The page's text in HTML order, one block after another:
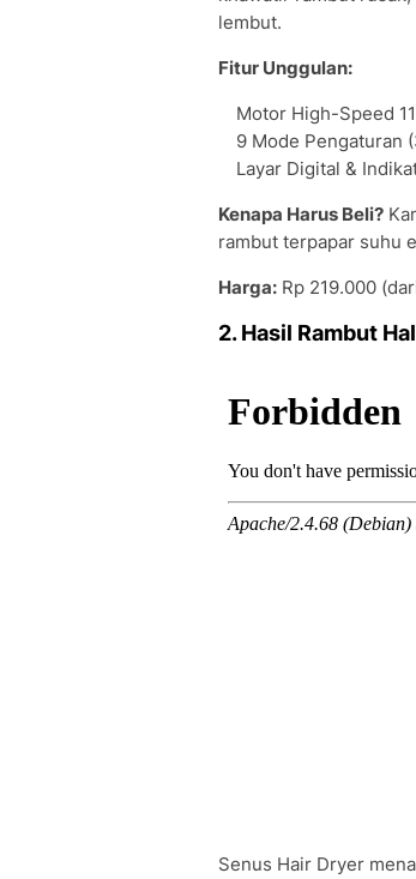
lembut.
Fitur Unggulan:
Motor High-Speed
9 Mode Pengaturan
Layar Digital &
Kenapa Harus Beli?
rambut terpapar suhu
Harga: Rp 219.000
2. Hasil Rambut
Senus Hair Dryer